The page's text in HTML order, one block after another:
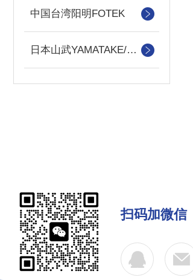
中国台湾阳明FOTEK
日本山武YAMATAKE/azbiL
扫码加微信